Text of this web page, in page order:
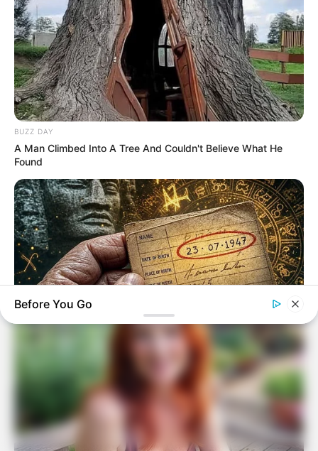
BUZZ DAY
A Man Climbed Into A Tree And Couldn't Believe What He
Found
Your Birth Date Reveals Who You Were In Past Lifes
Before You Go